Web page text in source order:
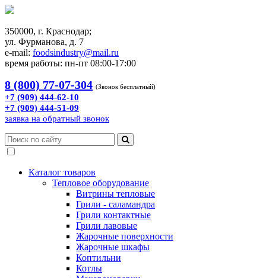
350000, г. Краснодар;
ул. Фурманова, д. 7
e-mail: foodsindustry@mail.ru
время работы: пн-пт 08:00-17:00
8 (800) 77-07-304 (Звонок бесплатный)
+7 (909) 444-62-10
+7 (909) 444-51-09
заявка на обратный звонок
Каталог товаров
Тепловое оборудование
Витрины тепловые
Грили - саламандра
Грили контактные
Грили лавовые
Жарочные поверхности
Жарочные шкафы
Коптильни
Котлы